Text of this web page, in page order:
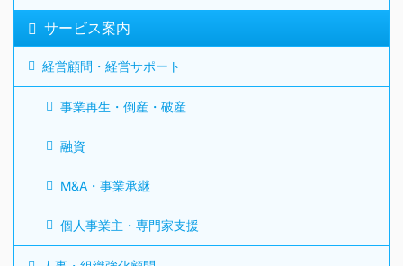
サービス案内
経営顧問・経営サポート
事業再生・倒産・破産
融資
M&A・事業承継
個人事業主・専門家支援